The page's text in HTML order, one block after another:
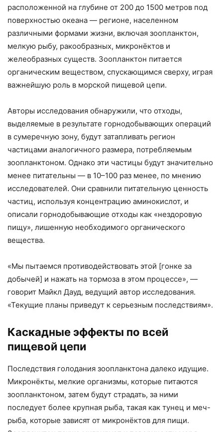
расположенной на глубине от 200 до 1500 метров под
поверхностью океана — регионе, населенном
различными формами жизни, включая зоопланктон,
мелкую рыбу, ракообразных, микронёктов и
желеобразных существ. Зоопланктон питается
органическим веществом, спускающимся сверху, играя
важнейшую роль в морской пищевой цепи.
Авторы исследования обнаружили, что отходы,
выделяемые в результате горнодобывающих операций
в сумеречную зону, будут затапливать регион
частицами аналогичного размера, потребляемым
зоопланктоном. Однако эти частицы будут значительно
менее питательны — в 10–100 раз менее, по мнению
исследователей. Они сравнили питательную ценность
частиц, используя концентрацию аминокислот, и
описали горнодобывающие отходы как «нездоровую
пищу», лишенную необходимого органического
вещества.
«Мы пытаемся противодействовать этой [гонке за
добычей] и нажать на тормоза в этом процессе», —
говорит Майкл Дауд, ведущий автор исследования.
«Текущие планы приведут к серьезным последствиям».
Каскадные эффекты по всей
пищевой цепи
Последствия голодания зоопланктона далеко идущие.
Микронёкты, мелкие организмы, которые питаются
зоопланктоном, затем будут страдать, за ними
последует более крупная рыба, такая как тунец и меч-
рыба, которые зависят от микронёктов для пищи.